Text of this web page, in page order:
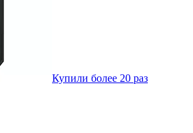
Купили более 20 раз